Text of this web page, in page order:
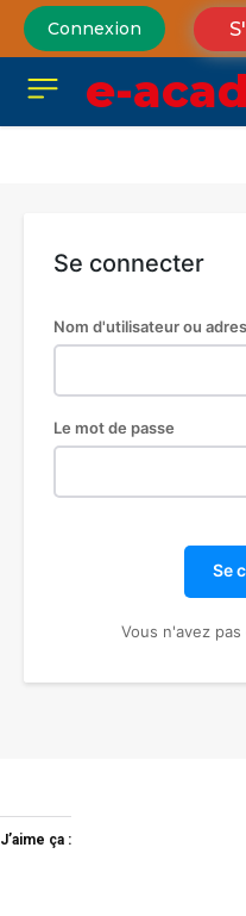
Connexion
e-
Se connecter
Nom d'utilisateur ou
Le mot de passe
Se
Vous n'avez
J’aime ça :